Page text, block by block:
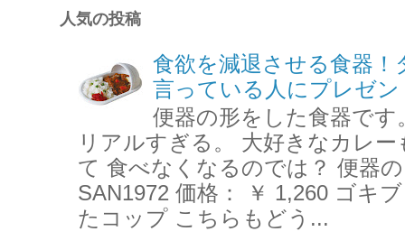
人気の投稿
食欲を減退させる食器
言っている人にプレゼ
便器の形をした食器で
リアルすぎる。 大好きなカレ
て 食べなくなるのでは？ 便器
SAN1972 価格： ￥ 1,260 ゴキ
たコップ こちらもどう...